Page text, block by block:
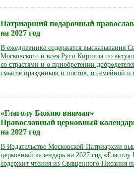
Патриарший подарочный
на 2027 год
В ежедневнике содержатся высказывания
Московского и всея Руси Кирилла по
со страстями и о приобретении
смысле праздников и постов, о семейной
«Глаголу Божию внимая»
Православный церковный
на 2027 год
В Издательстве Московской Патриархии
церковный календарь на 2027 год
содержит чтения из Священного Писания